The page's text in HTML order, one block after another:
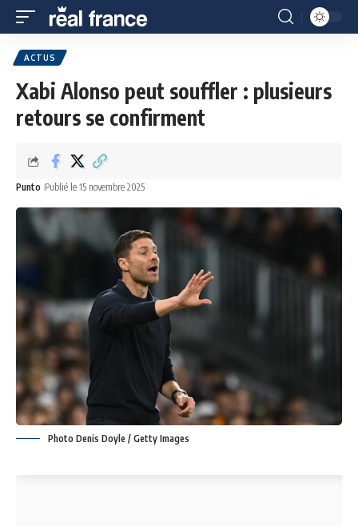
ACTUS
Xabi Alonso peut souffler : plusieurs
retours se confirment
Punto Publié le 15 novembre 2025
Photo Denis Doyle / Getty Images